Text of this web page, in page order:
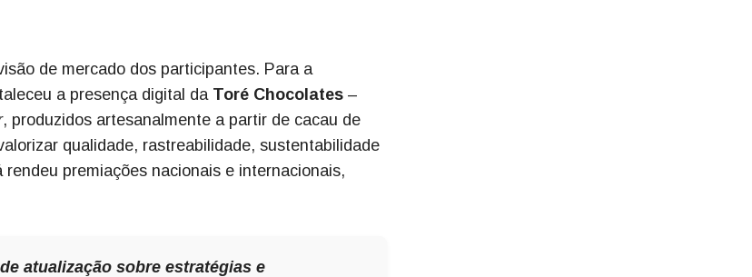
de mercado dos participantes. Para a
a presença digital da Toré Chocolates –
, produzidos artesanalmente a partir de cacau de
qualidade, rastreabilidade, sustentabilidade
premiações nacionais e internacionais,
atualização sobre estratégias e